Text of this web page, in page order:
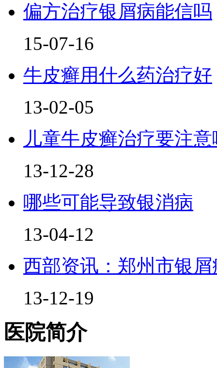
偏方治疗银屑病能信吗
15-07-16
牛皮癣用什么药治疗好
13-02-05
儿童牛皮癣治疗要注
13-12-28
哪些可能导致银消病
13-04-12
西部资讯：郑州市银
13-12-19
医院简介